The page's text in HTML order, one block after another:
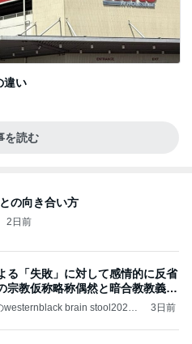
違い
を読む
の向き合い方
2日前
る「失敗」に対して感情的に反省
教仮称略称偶然と暗合教教義候
westernblack brain stool2024
3日前